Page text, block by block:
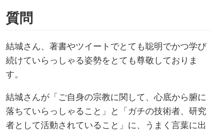
質問
結城さん、著書やツイートでとても聡明でかつ学び
続けていらっしゃる姿勢をとても尊敬しておりま
す。
結城さんが「ご自身の宗教に関して、心底から腑に
落ちていらっしゃること」と「ガチの技術者、研究
者として活動されていること」に、うまく言葉に出